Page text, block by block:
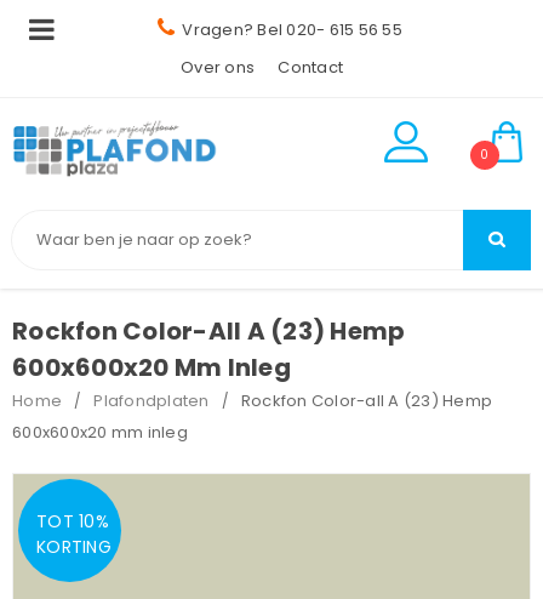
Vragen? Bel 020- 615 56 55
Over ons
Contact
0
Rockfon Color-All A (23) Hemp
600x600x20 Mm Inleg
Home / Plafondplaten /
Rockfon Color-all A (23) Hemp
600x600x20 mm inleg
TOT 10%
KORTING